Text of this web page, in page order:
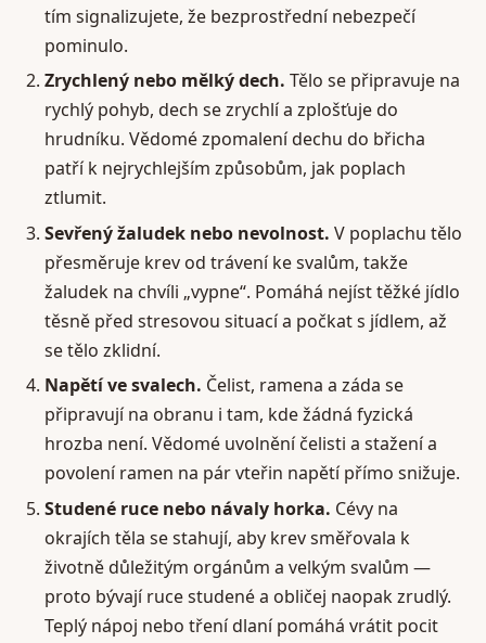
tím signalizujete, že bezprostřední nebezpečí
pominulo.
Zrychlený nebo mělký dech. Tělo se připravuje na
rychlý pohyb, dech se zrychlí a zplošťuje do
hrudníku. Vědomé zpomalení dechu do břicha
patří k nejrychlejším způsobům, jak poplach
ztlumit.
Sevřený žaludek nebo nevolnost. V poplachu tělo
přesměruje krev od trávení ke svalům, takže
žaludek na chvíli „vypne“. Pomáhá nejíst těžké jídlo
těsně před stresovou situací a počkat s jídlem, až
se tělo zklidní.
Napětí ve svalech. Čelist, ramena a záda se
připravují na obranu i tam, kde žádná fyzická
hrozba není. Vědomé uvolnění čelisti a stažení a
povolení ramen na pár vteřin napětí přímo snižuje.
Studené ruce nebo návaly horka. Cévy na
okrajích těla se stahují, aby krev směřovala k
životně důležitým orgánům a velkým svalům —
proto bývají ruce studené a obličej naopak zrudlý.
Teplý nápoj nebo tření dlaní pomáhá vrátit pocit